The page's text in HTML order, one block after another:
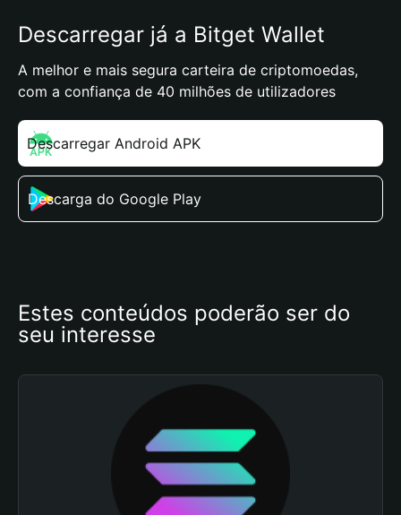
Descarregar já a Bitget Wallet
A melhor e mais segura carteira de criptomoedas,
com a confiança de 40 milhões de utilizadores
Descarregar Android APK
Descarga do Google Play
Estes conteúdos poderão ser do
seu interesse